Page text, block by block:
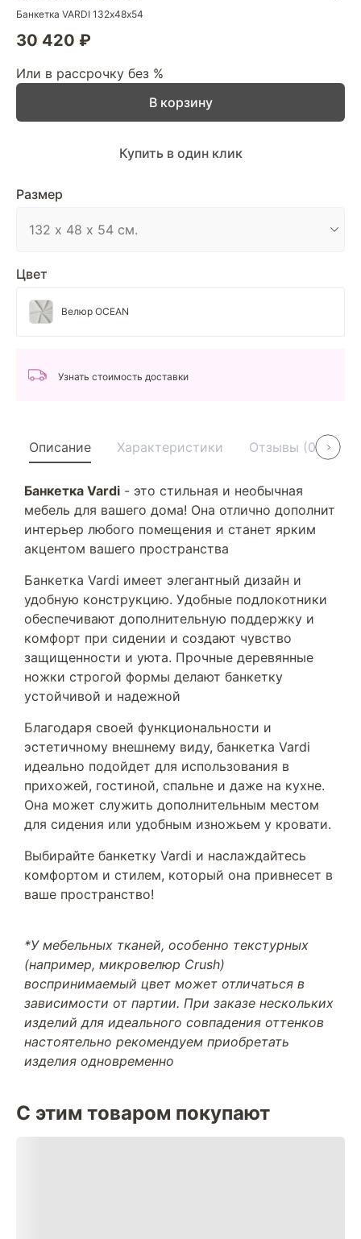
Банкетка VARDI 132х48х54
30 420 ₽
Или в рассрочку без %
Размер
Цвет
Велюр OCEAN
В корзину
Купить в один клик
Узнать стоимость доставки
Описание Характеристики Отзывы (0)
Банкетка Vardi - это стильная и необычная
мебель для вашего дома! Она отлично дополнит
интерьер любого помещения и станет ярким
акцентом вашего пространства
Банкетка Vardi имеет элегантный дизайн и
удобную конструкцию. Удобные подлокотники
обеспечивают дополнительную поддержку и
комфорт при сидении и создают чувство
защищенности и уюта. Прочные деревянные
ножки строгой формы делают банкетку
устойчивой и надежной
Благодаря своей функциональности и
эстетичному внешнему виду, банкетка Vardi
идеально подойдет для использования в
прихожей, гостиной, спальне и даже на кухне.
Она может служить дополнительным местом
для сидения или удобным изножьем у кровати.
Выбирайте банкетку Vardi и наслаждайтесь
комфортом и стилем, который она привнесет в
ваше пространство!
*У мебельных тканей, особенно текстурных
(например, микровелюр Crush)
воспринимаемый цвет может отличаться в
зависимости от партии. При заказе нескольких
изделий для идеального совпадения оттенков
настоятельно рекомендуем приобретать
изделия одновременно
С этим товаром покупают